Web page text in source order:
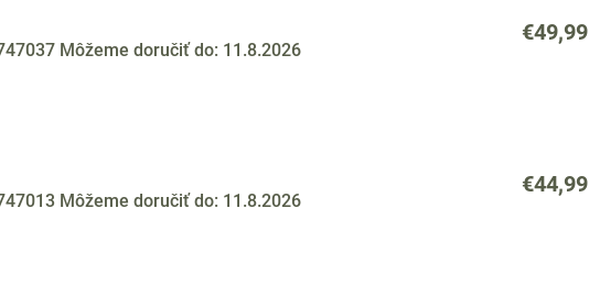
Môžeme doručiť do: 11.8.2026
€49,99
Môžeme doručiť do: 11.8.2026
€44,99